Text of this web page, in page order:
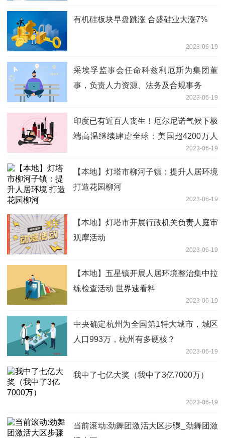
有机硅板块早盘跳涨 合盛硅业大涨7%
2023-06-19
采埃孚监事会任命科兹利厄斯为集团董
事，负责人力资源、法务及合规事务
2023-06-19
印度已有近百人丧生！厄尔尼诺气候下极
端高温继续肆虐全球：美国超4200万人
处于警报状态、巴基斯坦上破50℃……
2023-06-19
【本地】灯塔市柳河子镇：提升人居环境
打造花园柳河
2023-06-19
【本地】灯塔市开展行政机关负责人庭审
观摩活动
2023-06-19
【本地】五星镇开展人居环境整治集中拉
练检查活动 世界速看料
2023-06-19
中央确定杭州为全国第1特大城市，城区
人口993万，杭州有多硬核？
2023-06-19
我中了七亿大奖（我中了3亿7000万）
2023-06-19
当前滚动:劲舞团激活大区步骤_劲舞团激